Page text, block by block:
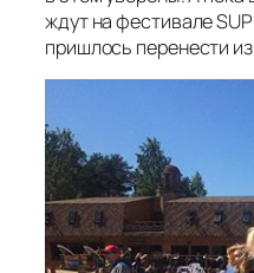
ждут на фестивале
пришлось перенести